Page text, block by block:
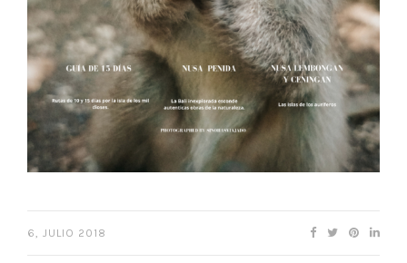
6, JULIO 2018